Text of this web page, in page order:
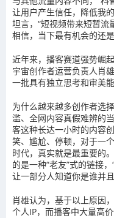
让用户产生信任，降低我
坦言，“短视频带来短暂流
相信，当下最有机会的还是
近年来，播客赛道强势崛
宇宙创作者运营负责人肖
一批具有独立思考和审美能
为什么越来越多创作者选
滥、全网内容真假难辨的
客这种长达一小时的内容
笑、尴尬、停顿，对于一
时代，真实就是最重要的
的是一种“老友”式的链接
让一部分人知道你是谁并
肖雄认为，基于以上原因
个人IP，而播客中大量高